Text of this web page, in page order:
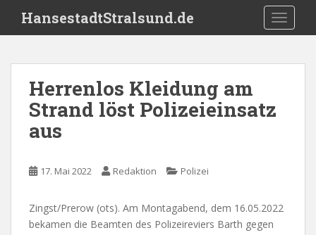
i
HansestadtStralsund.de
Herrenlos Kleidung am
Strand löst Polizeieinsatz
aus
17. Mai 2022 Redaktion Polizei
Zingst/Prerow (ots). Am Montagabend, dem 16.05.2022
bekamen die Beamten des Polizeireviers Barth gegen